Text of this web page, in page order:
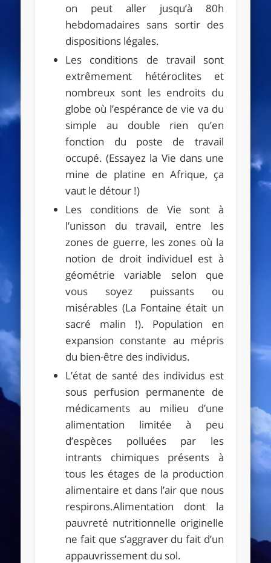
on peut aller jusqu’à 80h
hebdomadaires sans sortir des
dispositions légales.
Les conditions de travail sont
extrêmement hétéroclites et
nombreux sont les endroits du
globe où l’espérance de vie va du
simple au double rien qu’en
fonction du poste de travail
occupé. (Essayez la Vie dans une
mine de platine en Afrique, ça
vaut le détour !)
Les conditions de Vie sont à
l’unisson du travail, entre les
zones de guerre, les zones où la
notion de droit individuel est à
géométrie variable selon que
vous soyez puissants ou
misérables (La Fontaine était un
sacré malin !). Population en
expansion constante au mépris
du bien-être des individus.
L’état de santé des individus est
sous perfusion permanente de
médicaments au milieu d’une
alimentation limitée à peu
d’espèces polluées par les
intrants chimiques présents à
tous les étages de la production
alimentaire et dans l’air que nous
respirons.Alimentation dont la
pauvreté nutritionnelle originelle
ne fait que s’aggraver du fait d’un
appauvrissement du sol.